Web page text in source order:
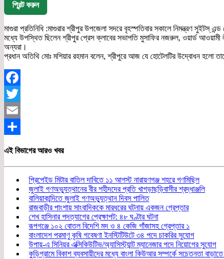
প্রিন্ট করুন
মাগুরা প্রতিনিধি :মাগুরার শ্রীপুর উপজেলা সদরে বৃহস্পতিবার সকালে নিমন্ত্রণ সুইটস্
মধ্যে উপস্থিত ছিলেন শ্রীপুর প্রেস ক্লাবের সভাপতি মুসাফির নজরুল, ওয়ার্ড আওয়ামী
অন্যরা।
প্রধান অতিথি মোঃ মশিয়ার রহমান বলেন, শ্রীপুরে আজ যে হোটেলটির উদ্বোধন হলো
Facebook
Twitter
Email
এই বিভাগের আরও খবর
প্রিপেইড মিটার বাতিল দাবিতে ১১ আগস্ট নারায়ণগঞ্জ শহরে গণমিছিল
জুলাই গণঅভ্যুত্থানের বীর শহীদদের প্রতি খাগড়াছড়িবাসীর শ্রদ্ধাঞ্জলি
বালিয়াকান্দিতে জুলাই গণঅভ্যুত্থান দিবস পালিত
রাজবাড়ীর পাংশায় সাংবাদিককে মারধরের ঘটনায় একজন গ্রেপ্তার
শেখ হাসিনার পদত্যাগের প্রেক্ষাপট: ৪৮ ঘণ্টার ঘটনা
রূপগঞ্জে ১০২ বোতল বিদেশি মদ ও ৪ কেজি গাঁজাসহ গ্রেপ্তার ১
বাংলাদেশ পরমাণু কৃষি গবেষণা ইনস্টিটিউটে ৩৪ পদে চাকরির সুযোগ
উপায়-এ সিনিয়র এক্সিকিউটিভ/অ্যাসিস্ট্যান্ট ম্যানেজার পদে নিয়োগের সুযোগ
কুড়িগ্রামে বিকাশ ব্যবসায়ীদের মধ্যে বাংলা কিউআর সম্পর্কে সচেতনতা